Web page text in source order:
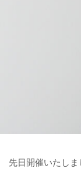
先日開催いたし